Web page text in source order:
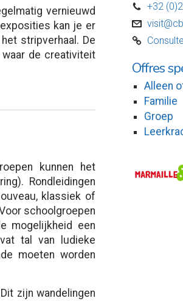
vernieuwd
kan je er
stripverhaal. De
waar de creativiteit
kunnen het
Rondleidingen
klassiek of
schoolgroepen
mogelijkheid een
tal van ludieke
moeten worden
zijn wandelingen
D +32
v
C
Offres
Alleen
Familie
Groep